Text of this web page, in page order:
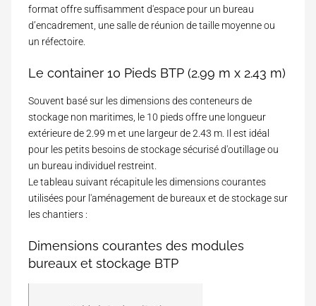
format offre suffisamment d'espace pour un bureau
d’encadrement, une salle de réunion de taille moyenne ou
un réfectoire.
Le container 10 Pieds BTP (2.99 m x 2.43 m)
Souvent basé sur les dimensions des conteneurs de
stockage non maritimes, le 10 pieds offre une longueur
extérieure de 2.99 m et une largeur de 2.43 m. Il est idéal
pour les petits besoins de stockage sécurisé d'outillage ou
un bureau individuel restreint.
Le tableau suivant récapitule les dimensions courantes
utilisées pour l'aménagement de bureaux et de stockage sur
les chantiers :
Dimensions courantes des modules
bureaux et stockage BTP